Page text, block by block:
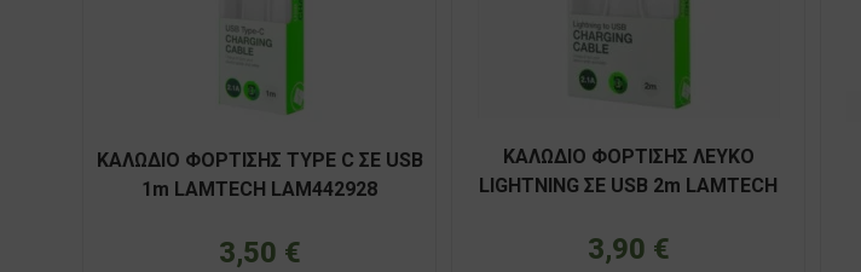
ΚΑΛΩΔΙΟ ΦΟΡΤΙΣΗΣ TYPE C ΣΕ USB
1m LAMTECH LAM442928
3,50 €
ΚΑΛΩΔΙΟ ΦΟΡΤΙΣΗΣ ΛΕΥΚΟ
LIGHTNING ΣΕ USB 2m LAMTECH
3,90 €